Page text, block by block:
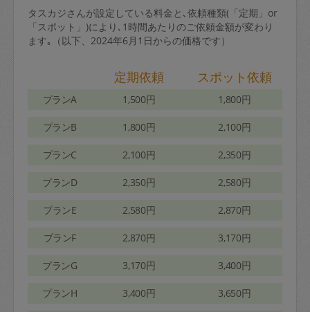
タスカジさんが設定している料金と､依頼種類(「定期」or
「スポット」)により､1時間あたりのご依頼金額が変わり
ます｡（以下、2024年6月1日からの価格です）
定期依頼 スポット依頼
プランA 1,500円 1,800円
プランB 1,800円 2,100円
プランC 2,100円 2,350円
プランD 2,350円 2,580円
プランE 2,580円 2,870円
プランF 2,870円 3,170円
プランG 3,170円 3,400円
プランH 3,400円 3,650円